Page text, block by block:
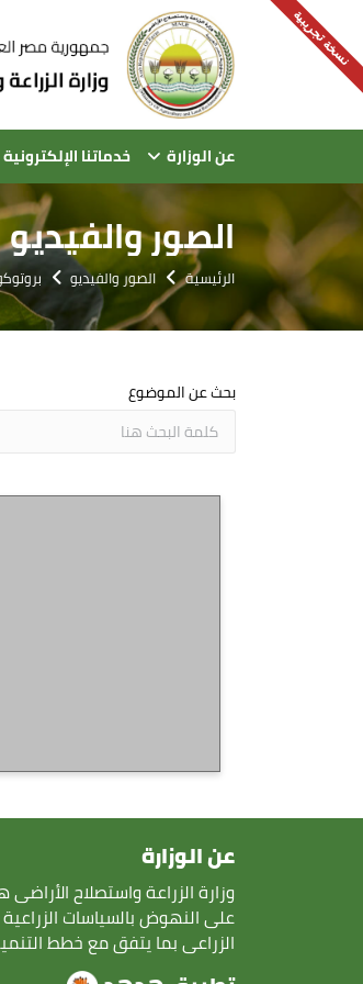
نسخة تجريبية
عن الوزارة خدماتنا الإلكترونية
الصور والفيديو
الرئيسية الصور والفيديو
بحث عن الموضوع
عن الوزارة
وزارة الزراعة واستصلاح
على النهوض بالسياسات
الزراعى بما يتفق مع خطط